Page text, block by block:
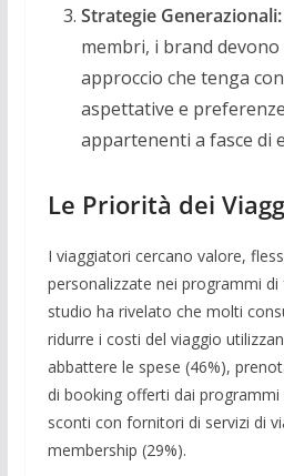
Strategie Generazionali:
membri, i brand
approccio che tenga
aspettative e
appartenenti a fasce di
Le Priorità dei
I viaggiatori cercano valore,
personalizzate nei programmi di
studio ha rivelato che molti
ridurre i costi del viaggio
abbattere le spese (46%),
di booking offerti dai
sconti con fornitori di servizi di
membership (29%).